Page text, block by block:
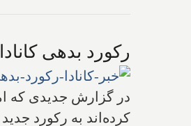
رکورد بدهی
در گزارش جدیدی که
کرده‌اند به رکورد جدید ۲.۳۲ تریلیون دلار رسید و بدین شکل رکورد بدهی کانادایی‌ها در کل تاریخ شکسته شد.